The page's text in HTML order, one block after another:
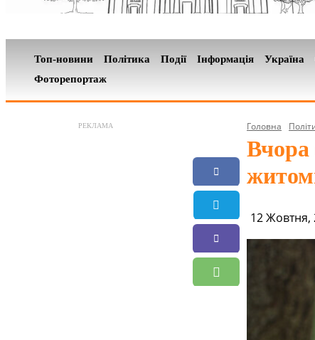
Топ-новини Політика Події Інформація Україна
Фоторепортаж
РЕКЛАМА Головна
Вчора
12 Жовтня,